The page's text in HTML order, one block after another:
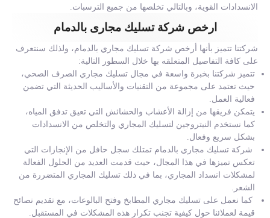
الانسدادات القوية، وبالتالي تخلصها من جميع الترسبات.
ارخص شركة تسليك مجارى بالدمام
شركتنا تتميز بأنها أرخص شركة تسليك مجاري بالدمام، ولذلك سنتعرف
على كافة التفاصيل المتعلقه بها خلال السطور التالية:
تتميز شركتنا بخبرة واسعة في مجال تسليك مجاري الصرف الصحي،
حيث تعتمد على مجموعة من التقنيات والأساليب الحديثة التي تضمن
فعالية العمل.
يتمكن فريقها من إزالة الأعشاب والحشائش التي تعيق تدفق المياه،
كما نستخدم النيتروجين لتسليك المجاري والتخلص من الانسدادات
بشكل سريع وفعال.
شركة تسليك مجاري بالدمام تمتلك سجل حافل من الإنجازات التي
تعكس تميزها في هذا المجال، حيث قدمت العديد من الحلول الفعالة
لمشكلات انسداد المجاري، بما في ذلك تسليك المجاري المتضررة من
الشعر.
كما نعمل على تسليك مجاري المطابخ وفتح البالوعات، مع تقديم نصائح
قيمة لعملائنا حول كيفية تجنب تكرار هذه المشكلات في المستقبل.